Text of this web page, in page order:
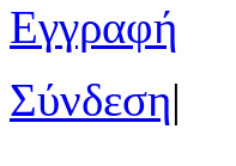
Εγγραφή
Σύνδεση|